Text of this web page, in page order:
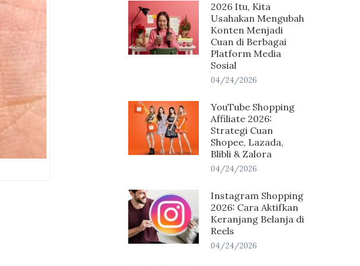
2026 Itu, Kita
Usahakan Mengubah
Konten Menjadi
Cuan di Berbagai
Platform Media
Sosial
04/24/2026
YouTube Shopping
Affiliate 2026:
Strategi Cuan
Shopee, Lazada,
Blibli & Zalora
04/24/2026
Instagram Shopping
2026: Cara Aktifkan
Keranjang Belanja di
Reels
04/24/2026